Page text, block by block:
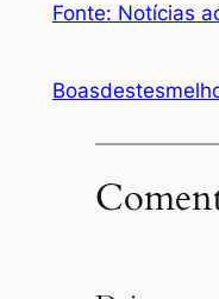
Fonte: Notícias
Boasdestes